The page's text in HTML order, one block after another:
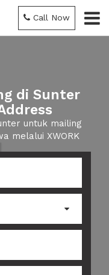
Call Now
di Sunter
untuk mailing
melalui XWORK